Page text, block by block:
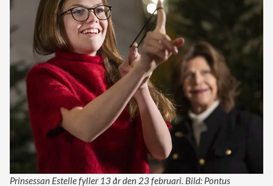
Prinsessan Estelle fyller 13 år den 23 februari. Bild: Pontus